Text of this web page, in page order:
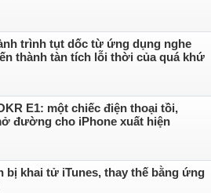
trình tụt dốc từ ứng dụng nghe
thành tàn tích lỗi thời của quá khứ
E1: một chiếc điện thoại tồi,
đường cho iPhone xuất hiện
bị khai tử iTunes, thay thế bằng ứng